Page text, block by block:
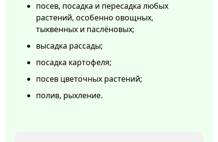
посев, посадка и пересадка любых
растений, особенно овощных,
тыквенных и паслёновых;
высадка рассады;
посадка картофеля;
посев цветочных растений;
полив, рыхление.